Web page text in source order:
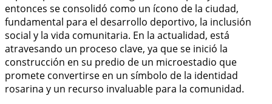
entonces se consolidó como un ícono de la ciudad,
fundamental para el desarrollo deportivo, la inclusión
social y la vida comunitaria. En la actualidad, está
atravesando un proceso clave, ya que se inició la
construcción en su predio de un microestadio que
promete convertirse en un símbolo de la identidad
rosarina y un recurso invaluable para la comunidad.